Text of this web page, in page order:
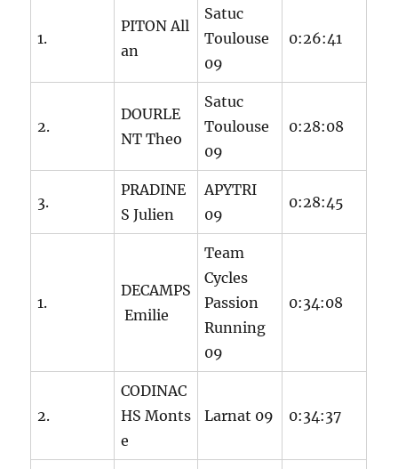
1.
PITON All
an
Satuc
Toulouse
09
0:26:41
2.
DOURLE
NT Theo
Satuc
Toulouse
09
0:28:08
3.
PRADINE
S Julien
APYTRI
09
0:28:45
1.
DECAMPS
Emilie
Team
Cycles
Passion
Running
09
0:34:08
2.
CODINAC
HS Monts
e
Larnat 09 0:34:37